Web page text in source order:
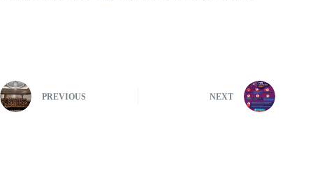
PREVIOUS NEXT